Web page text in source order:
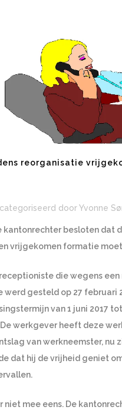
reorganisatie
doorYvonne
kantonrechter besloten dat
vrijgekomen formatie
die wegens
werd gesteld op 27 februari
van 1 juni 2017 tot
werkgever heeft deze
van werkneemster, nu
dat hij de vrijheid geniet
niet mee eens. De